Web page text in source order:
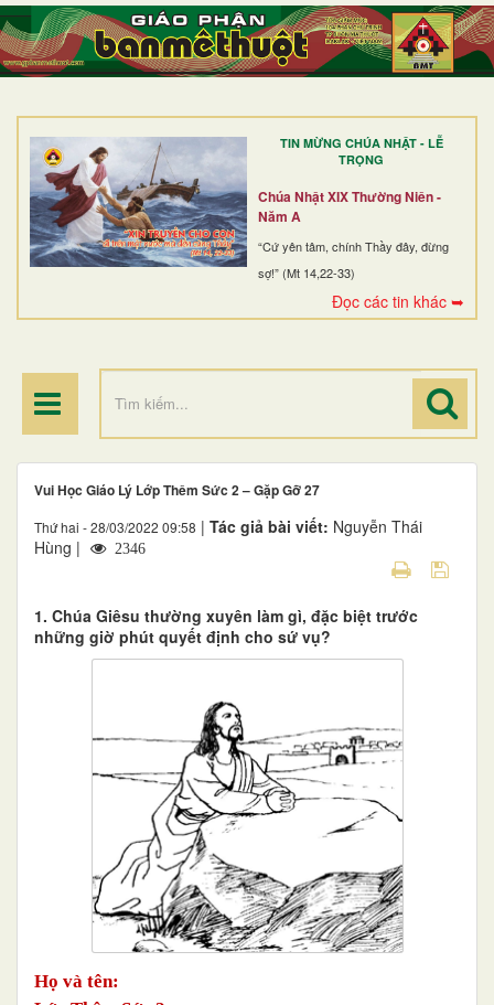
TIN MỪNG CHÚA NHẬT - LỄ
TRỌNG
Chúa Nhật XIX Thường Niên -
Năm A
“Cứ yên tâm, chính Thầy đây, đừng
sợ!” (Mt 14,22-33)
Đọc các tin khác ➥
TRANG NHẤT
GIỚI THIỆU
DÒNG TU
BAN MỤC VỤ
ĐOÀN THỂ CG
ĐIỂM HÀNH HƯƠNG
Vui Học Giáo Lý Lớp Thêm Sức 2 – Gặp Gỡ 27
Thứ hai - 28/03/2022 09:58 | Tác giả bài viết: Nguyễn Thái
Hùng |
2346
1. Chúa Giêsu thường xuyên làm gì, đặc biệt trước
những giờ phút quyết định cho sứ vụ?
Họ và tên: